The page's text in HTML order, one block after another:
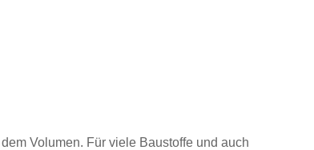
Volumen. Für viele Baustoffe und auch